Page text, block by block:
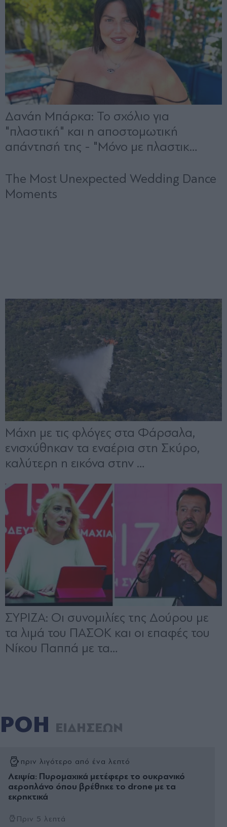
ΡΟΗ ΕΙΔΗΣΕΩΝ
πριν λιγότερο από ένα λεπτό
Λειψία: Πυρομαχικά μετέφερε το ουκρανικό
αεροπλάνο όπου βρέθηκε το drone με τα
εκρηκτικά
Πριν 5 λεπτά